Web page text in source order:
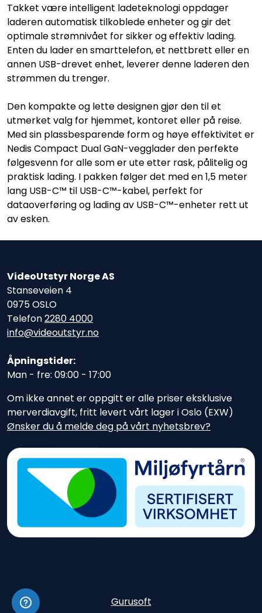
Takket være intelligent ladeteknologi oppdager
laderen automatisk tilkoblede enheter og gir det
optimale strømnivået for sikker og effektiv lading.
Enten du lader en smarttelefon, et nettbrett eller en
annen USB-drevet enhet, leverer denne laderen den
strømmen du trenger.
Den kompakte og lette designen gjør den til et
utmerket valg for hjemmet, kontoret eller på reise.
Med sin plassbesparende form og høye effektivitet er
Nedis Compact Dual GaN-vegglader den perfekte
følgesvenn for alle som er ute etter rask, pålitelig og
praktisk lading. I pakken følger det med en 1,5 meter
lang USB-C™ til USB-C™-kabel, perfekt for
dataoverføring og lading av USB-C™-enheter rett ut
av esken.
VideoUtstyr Norge AS
Stanseveien 4
0975 OSLO
Telefon2280 4000
info@videoutstyr.no
Åpningstider:
Man - fre: 09:00 - 17:00
Om ikke annet er oppgitt er alle priser eksklusive
merverdiavgift, fritt levert vårt lager i Oslo (EXW)
Ønsker du å melde deg på vårt nyhetsbrev?
Gurusoft